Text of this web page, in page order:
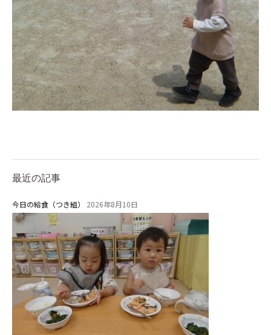
最近の記事
今日の給食（つき組） 2026年8月10日
今日の幼稚園
園児募集要項
教職員募集
園のこと
園舎案内
安⼼・安全対策
給⾷